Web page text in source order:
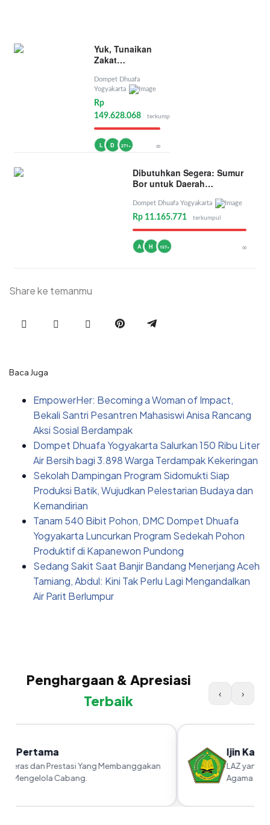
Yuk, Tunaikan
Zakat
Dompet Dhuafa
Yogyakarta
Rp
149.628.068
terkumpul
L D 271+ ∞
Dibutuhkan Segera: Sumur
Bor untuk Daerah
Dompet Dhuafa Yogyakarta
Rp 11.165.771 terkumpul
A H 157+ ∞
Share ke temanmu
Baca Juga
EmpowerHer: Becoming a Woman of Impact,
Bekali Santri Pesantren Mahasiswi Anisa Rancang
Aksi Sosial Berdampak
Dompet Dhuafa Yogyakarta Salurkan 150 Ribu Liter
Air Bersih bagi 3.898 Warga Terdampak Kekeringan
Sekolah Dampingan Program Sidomukti Siap
Produksi Batik, Wujudkan Pelestarian Budaya dan
Kemandirian
Tanam 540 Bibit Pohon, DMC Dompet Dhuafa
Yogyakarta Luncurkan Program Sedekah Pohon
Produktif di Kapanewon Pundong
Sedang Sakit Saat Banjir Bandang Menerjang Aceh
Tamiang, Abdul: Kini Tak Perlu Lagi Mengandalkan
Air Parit Berlumpur
Penghargaan & Apresiasi
Terbaik
‹ ›
Pertama
dan Prestasi Yang Membanggakan
Mengelola Cabang.
Ijin Kanwil
LAZ yang
Agama RI